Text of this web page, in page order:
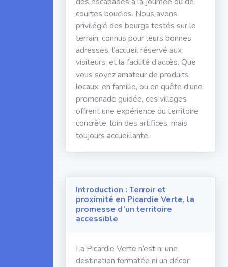
courtes boucles. Nous avons
privilégié des bourgs testés sur le
terrain, connus pour leurs bonnes
adresses, l’accueil réservé aux
visiteurs, et la facilité d’accès. Que
vous soyez amateur de produits
locaux, en famille, ou en quête d’une
promenade guidée, ces villages
offrent une expérience du territoire
concrète, loin des artifices, mais
toujours accueillante.
Introduction : Terroir et
proximité en Picardie Verte, la
promesse d’un territoire
accessible
La Picardie Verte n’est ni une
destination formatée ni un décor